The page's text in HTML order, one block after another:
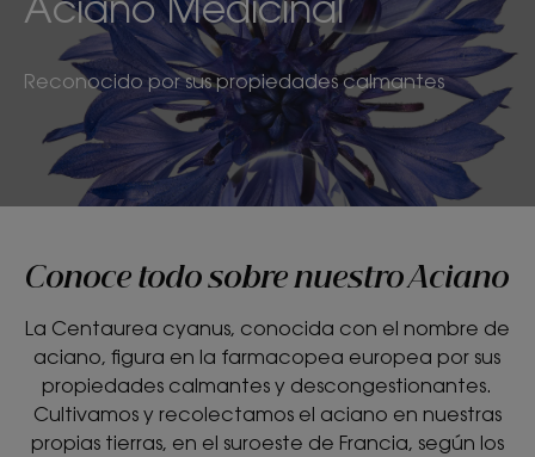
Reconocido por sus propiedades calmantes
Conoce todo sobre nuestro Aciano
La Centaurea cyanus, conocida con el nombre de
aciano, figura en la farmacopea europea por sus
propiedades calmantes y descongestionantes.
Cultivamos y recolectamos el aciano en nuestras
propias tierras, en el suroeste de Francia, según los